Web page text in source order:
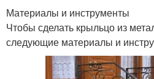
Материалы и инструменты
Чтобы сделать крыльцо из
следующие материалы и